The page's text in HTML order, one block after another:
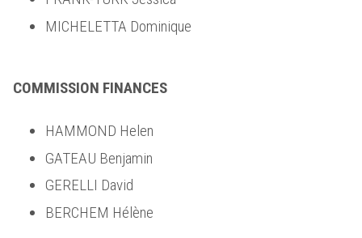
MICHELETTA Dominique
COMMISSION FINANCES
HAMMOND Helen
GATEAU Benjamin
GERELLI David
BERCHEM Hélène